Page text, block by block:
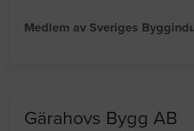
Medlem av Sveriges
Gärahovs Bygg AB